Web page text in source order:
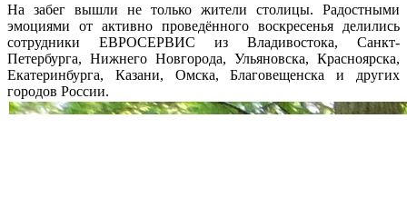
На забег вышли не только жители столицы. Радостными
эмоциями от активно проведённого воскресенья делились
сотрудники ЕВРОСЕРВИС из Владивостока, Санкт-
Петербурга, Нижнего Новгорода, Ульяновска, Красноярска,
Екатеринбурга, Казани, Омска, Благовещенска и других
городов России.